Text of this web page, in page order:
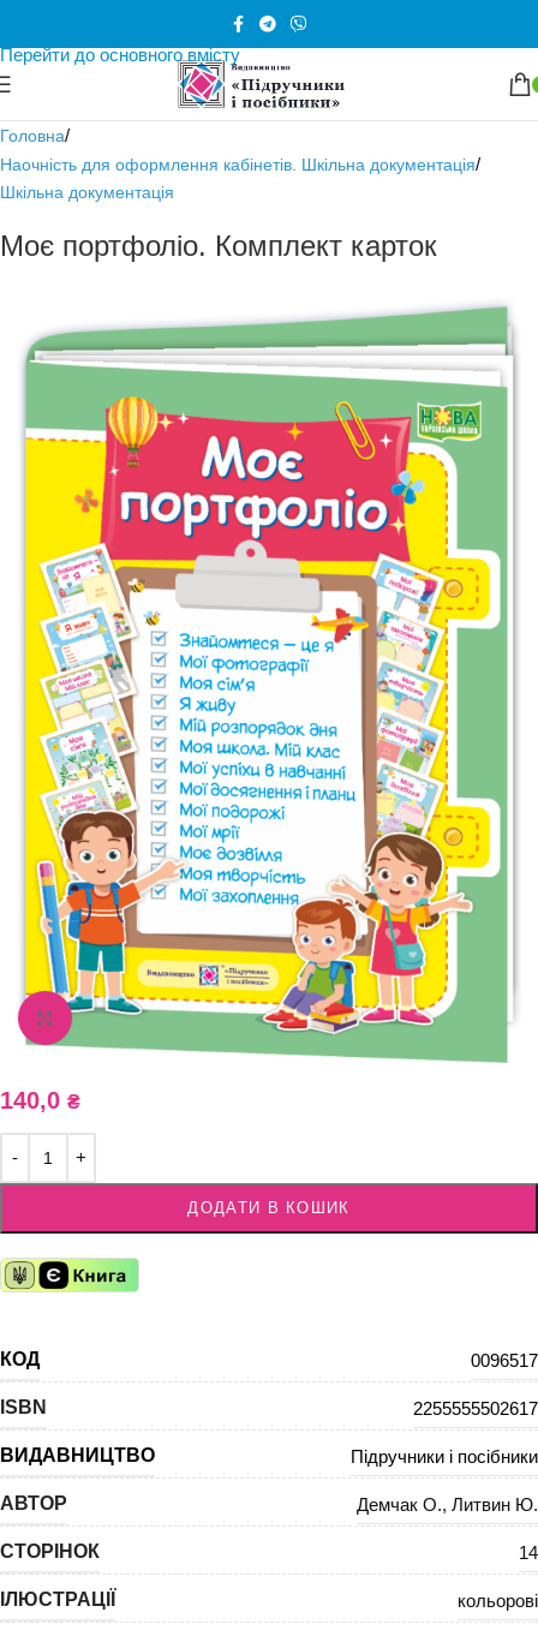
Перейти до основного вмісту
Головна/
Наочність для оформлення кабінетів. Шкільна документація/
Шкільна документація
Моє портфоліо. Комплект карток
Збільшити зображення
140,0 ₴
ДОДАТИ В КОШИК
КОД 0096517
ISBN 2255555502617
ВИДАВНИЦТВО Підручники і посібники
АВТОР Демчак О., Литвин Ю.
СТОРІНОК 14
ІЛЮСТРАЦІЇ кольорові